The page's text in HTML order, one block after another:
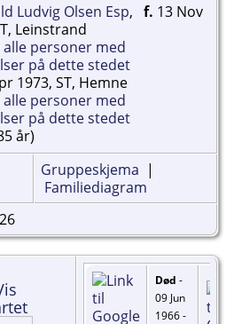
Ludvig Olsen Esp, f. 13 Nov
Leinstrand
1973, ST, Hemne
år)
Gruppeskjema |
Familiediagram
Død -
09 Jun
1966 -